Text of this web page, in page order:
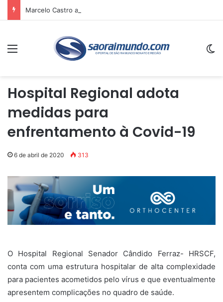
Menu
Hospital Regional adota
medidas para
enfrentamento à Covid-19
6 de abril de 2020 313
O Hospital Regional Senador Cândido Ferraz- HRSCF,
conta com uma estrutura hospitalar de alta complexidade
para pacientes acometidos pelo vírus e que eventualmente
apresentem complicações no quadro de saúde.